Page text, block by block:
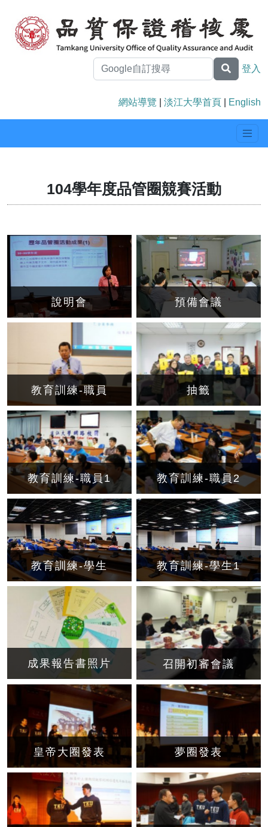
登入
網站導覽 淡江大學首頁 English
104學年度品管圈競賽活動
說明會 預備會議
教育訓練-職員 抽籤
教育訓練-職員1 教育訓練-職員2
教育訓練-學生 教育訓練-學生1
成果報告書照片 召開初審會議
皇帝大圈發表 夢圈發表